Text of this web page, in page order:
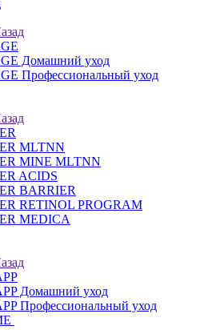
Домашний уход
Профессиональный уход
MLTNN
MINE MLTNN
ACIDS
BARRIER
RETINOL PROGRAM
MEDICA
Домашний уход
Профессиональный уход